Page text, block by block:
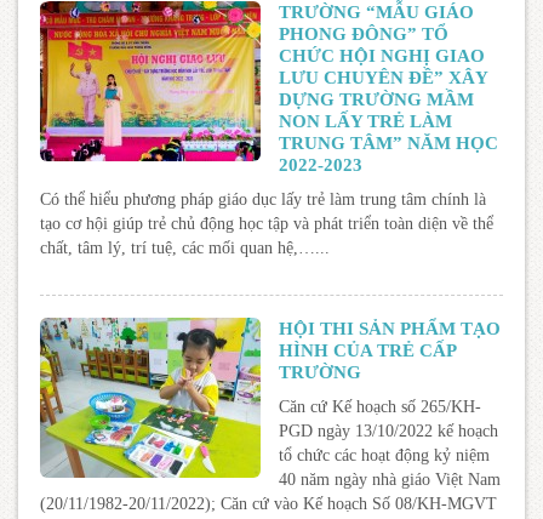
TRƯỜNG “MẪU GIÁO
PHONG ĐÔNG” TỔ
CHỨC HỘI NGHỊ GIAO
LƯU CHUYÊN ĐỀ” XÂY
DỰNG TRƯỜNG MẦM
NON LẤY TRẺ LÀM
TRUNG TÂM” NĂM HỌC
2022-2023
Có thể hiểu phương pháp giáo dục lấy trẻ làm trung tâm chính là
tạo cơ hội giúp trẻ chủ động học tập và phát triển toàn diện về thể
chất, tâm lý, trí tuệ, các mối quan hệ,…...
HỘI THI SẢN PHẨM TẠO
HÌNH CỦA TRẺ CẤP
TRƯỜNG
Căn cứ Kế hoạch số 265/KH-
PGD ngày 13/10/2022 kế hoạch
tổ chức các hoạt động kỷ niệm
40 năm ngày nhà giáo Việt Nam
(20/11/1982-20/11/2022); Căn cứ vào Kế hoạch Số 08/KH-MGVT